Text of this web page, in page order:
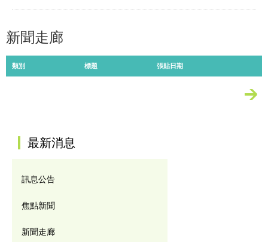
新聞走廊
類別 標題 張貼日期
更
最新消息
訊息公告
焦點新聞
新聞走廊